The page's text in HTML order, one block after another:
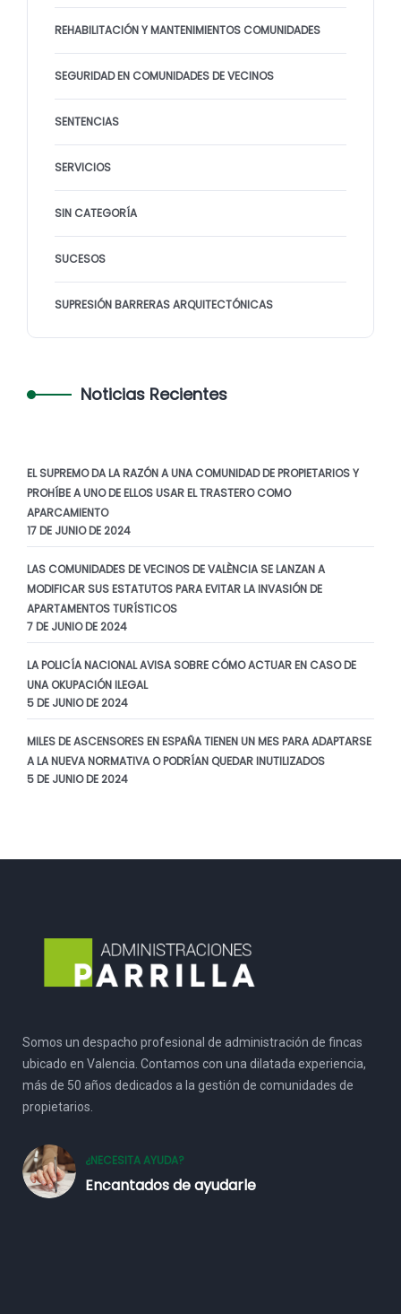
REHABILITACIÓN Y MANTENIMIENTOS COMUNIDADES
SEGURIDAD EN COMUNIDADES DE VECINOS
SENTENCIAS
SERVICIOS
SIN CATEGORÍA
SUCESOS
SUPRESIÓN BARRERAS ARQUITECTÓNICAS
Noticias Recientes
EL SUPREMO DA LA RAZÓN A UNA COMUNIDAD DE PROPIETARIOS Y
PROHÍBE A UNO DE ELLOS USAR EL TRASTERO COMO
APARCAMIENTO
17 DE JUNIO DE 2024
LAS COMUNIDADES DE VECINOS DE VALÈNCIA SE LANZAN A
MODIFICAR SUS ESTATUTOS PARA EVITAR LA INVASIÓN DE
APARTAMENTOS TURÍSTICOS
7 DE JUNIO DE 2024
LA POLICÍA NACIONAL AVISA SOBRE CÓMO ACTUAR EN CASO DE
UNA OKUPACIÓN ILEGAL
5 DE JUNIO DE 2024
MILES DE ASCENSORES EN ESPAÑA TIENEN UN MES PARA ADAPTARSE
A LA NUEVA NORMATIVA O PODRÍAN QUEDAR INUTILIZADOS
5 DE JUNIO DE 2024
Somos un despacho profesional de administración de fincas
ubicado en Valencia. Contamos con una dilatada experiencia,
más de 50 años dedicados a la gestión de comunidades de
propietarios.
¿NECESITA AYUDA?
Encantados de ayudarle